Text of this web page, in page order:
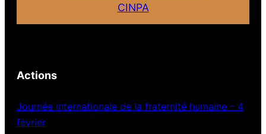
CINPA
Actions
Journée internationale de la fraternité humaine – 4
février